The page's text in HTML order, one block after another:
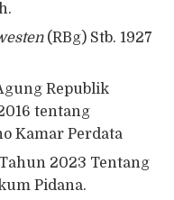
(RBg) Stb. 1927
Republik
tentang
Kamar Perdata
2023 Tentang
Pidana.